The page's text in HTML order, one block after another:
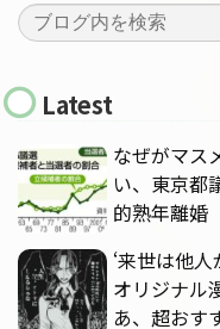
Latest
なぜがマス
い、東京都
的熟年離婚
‘来世は他
オリジナル
あ、超おす